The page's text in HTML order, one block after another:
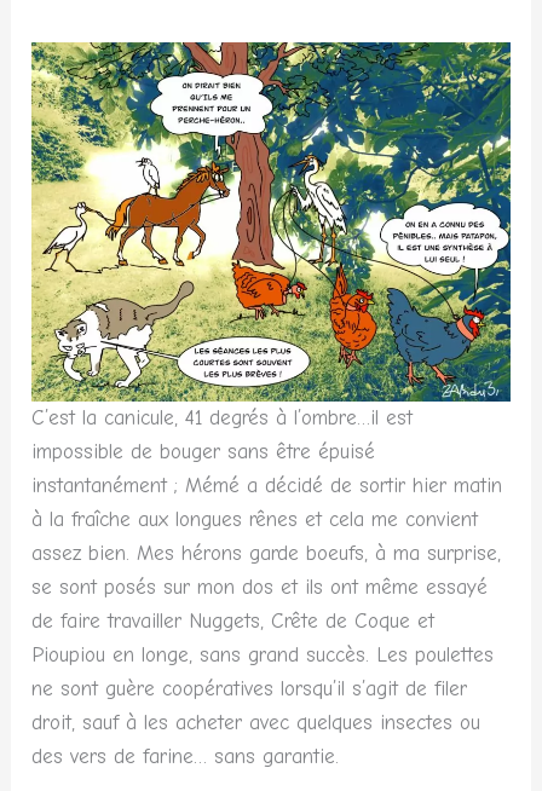
C’est la canicule, 41 degrés à l’ombre…il est
impossible de bouger sans être épuisé
instantanément ; Mémé a décidé de sortir hier matin
à la fraîche aux longues rênes et cela me convient
assez bien. Mes hérons garde boeufs, à ma surprise,
se sont posés sur mon dos et ils ont même essayé
de faire travailler Nuggets, Crête de Coque et
Pioupiou en longe, sans grand succès. Les poulettes
ne sont guère coopératives lorsqu’il s’agit de filer
droit, sauf à les acheter avec quelques insectes ou
des vers de farine… sans garantie.